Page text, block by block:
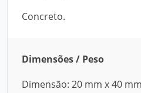
Concreto.
Dimensões / Peso
Dimensão: 20 mm x 40